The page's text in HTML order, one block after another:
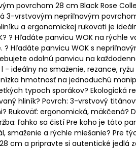
povrchom 28 cm Black Rose
3-vrstvovým nepriľnavým
a ergonomickej rukoväti je
? Hľadáte panvicu WOK na rýchle
? Hľadáte panvicu WOK s
odolnú panvicu na
l - ideálny na smaženie, rezance,
hmotnosť na jednoduchú
typoch sporákov? Ekologická
hliník? Povrch: 3-vrstvový
Rukoväť: ergonomická, mäkčená?
ľahko sa čistí Pre koho je táto
smaženie a rýchle miešanie? Pre
cm a pripravte si autentické jedlá